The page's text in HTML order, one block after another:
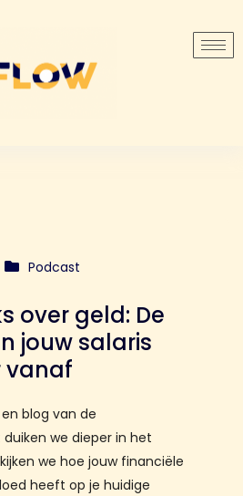
Podcast
over geld: De
jouw salaris
vanaf
blog van de
we dieper in het
we hoe jouw financiële
heeft op je huidige